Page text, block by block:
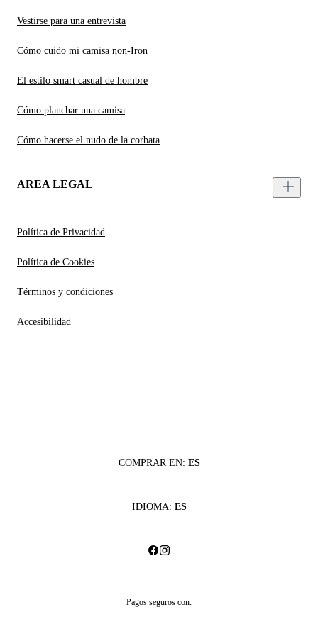
Vestirse para una entrevista
Cómo cuido mi camisa non-Iron
El estilo smart casual de hombre
Cómo planchar una camisa
Cómo hacerse el nudo de la corbata
AREA LEGAL
Política de Privacidad
Política de Cookies
Términos y condiciones
Accesibilidad
COMPRAR EN: ES
IDIOMA: ES
Pagos seguros con: